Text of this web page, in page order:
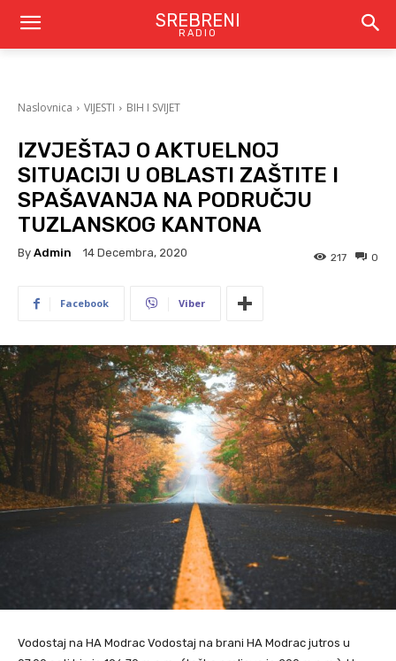
SREBRENI
RADIO
Naslovnica VIJESTI BIH I SVIJET
IZVJEŠTAJ O AKTUELNOJ
SITUACIJI U OBLASTI ZAŠTITE I
SPAŠAVANJA NA PODRUČJU
TUZLANSKOG KANTONA
By Admin 14 Decembra, 2020 0
217
Facebook Viber
Vodostaj na HA Modrac Vodostaj na brani HA Modrac jutros u